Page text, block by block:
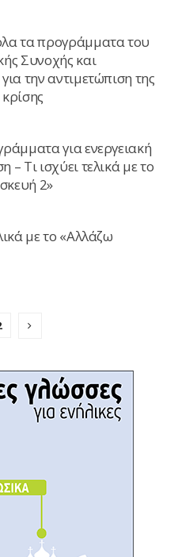
τα προγράμματα του
Συνοχής και
την αντιμετώπιση της
για ενεργειακή
– Τι ισχύει τελικά με το
2»
με το «Αλλάζω